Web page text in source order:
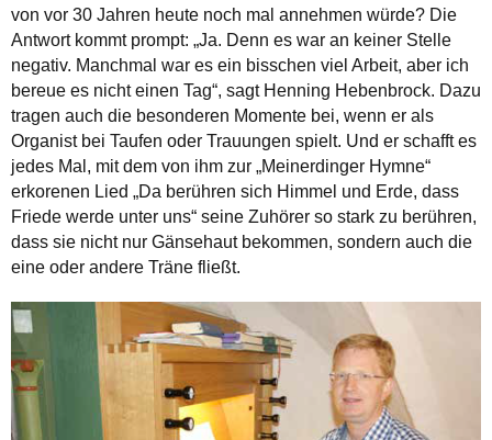
von vor 30 Jahren heute noch mal annehmen würde? Die
Antwort kommt prompt: „Ja. Denn es war an keiner Stelle
negativ. Manchmal war es ein bisschen viel Arbeit, aber ich
bereue es nicht einen Tag“, sagt Henning Hebenbrock. Dazu
tragen auch die besonderen Momente bei, wenn er als
Organist bei Taufen oder Trauungen spielt. Und er schafft es
jedes Mal, mit dem von ihm zur „Meinerdinger Hymne“
erkorenen Lied „Da berühren sich Himmel und Erde, dass
Friede werde unter uns“ seine Zuhörer so stark zu berühren,
dass sie nicht nur Gänsehaut bekommen, sondern auch die
eine oder andere Träne fließt.